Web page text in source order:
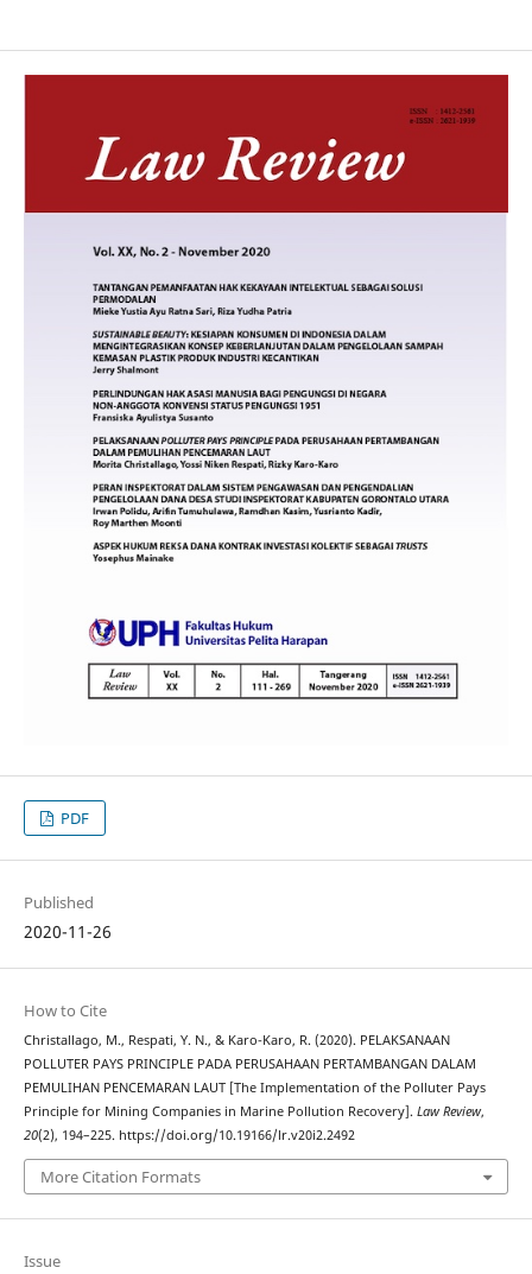
PDF
Published
2020-11-26
How to Cite
Christallago, M., Respati, Y. N., & Karo-Karo, R. (2020). PELAKSANAAN
POLLUTER PAYS PRINCIPLE PADA PERUSAHAAN PERTAMBANGAN DALAM
PEMULIHAN PENCEMARAN LAUT [The Implementation of the Polluter Pays
Principle for Mining Companies in Marine Pollution Recovery]. Law Review,
20(2), 194–225. https://doi.org/10.19166/lr.v20i2.2492
More Citation Formats
Issue